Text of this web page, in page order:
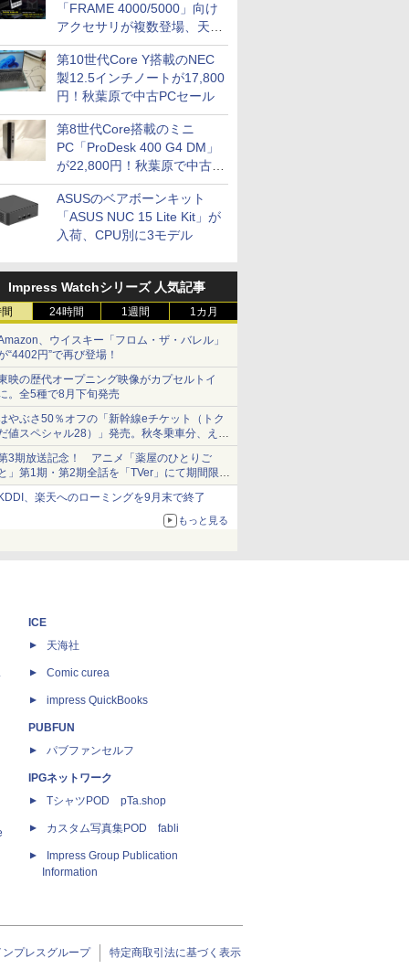
「FRAME 4000/5000」向け
アクセサリが複数登場、天然
木製パネルや背面コネクタ対
応トレイなど
第10世代Core Y搭載のNEC
製12.5インチノートが17,800
円！秋葉原で中古PCセール
第8世代Core搭載のミニ
PC「ProDesk 400 G4 DM」
が22,800円！秋葉原で中古
PCセール
ASUSのベアボーンキット
「ASUS NUC 15 Lite Kit」が
入荷、CPU別に3モデル
Impress Watchシリーズ 人気記事
24時間 1週間 1カ月
、ウイスキー「フロム・ザ・バレル」
“4402円”で再び登場！
映の歴代オープニング映像がカプセルトイ
。全5種で8月下旬発売
やぶさ50％オフの「新幹線eチケット（トク
値スペシャル28）」発売。秋冬乗車分、えき
っと限定
3期放送記念！ アニメ「薬屋のひとりご
」第1期・第2期全話を「TVer」にて期間限定
順次無料配信開始
、楽天へのローミングを9月末で終了
もっと見る
ICE
天海社
Comic curea
impress QuickBooks
PUBFUN
パブファンセルフ
IPGネットワーク
TシャツPOD pTa.shop
カスタム写真集POD fabli
Impress Group Publication
Information
ンプレスグループ 特定商取引法に基づく表示